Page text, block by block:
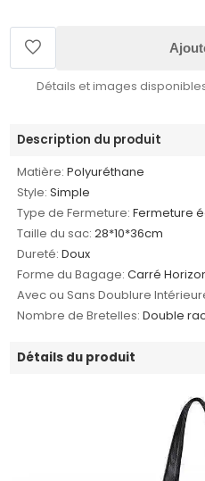
Détails et images
Description du produit
Matière: Polyuréthane
Style: Simple
Type de Fermeture: Fermeture
Taille du sac: 28*10*36cm
Dureté: Doux
Forme du Bagage: Carré
Avec ou Sans Doublure
Nombre de Bretelles: Double
Détails du produit